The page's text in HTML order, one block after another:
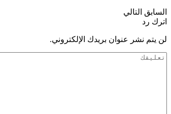
السابق التالي
اترك رد
لن يتم نشر عنوان بريدك الإلكتروني.